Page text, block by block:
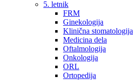
5. letnik
FRM
Ginekologija
Klinična stomatologija
Medicina dela
Oftalmologija
Onkologija
ORL
Ortopedija